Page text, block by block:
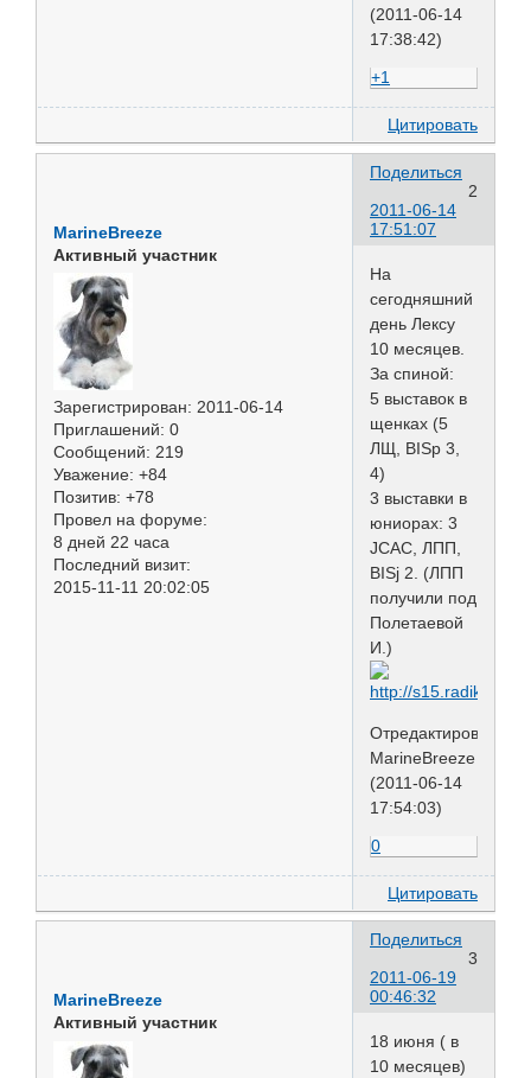
(2011-06-14
17:38:42)
+1
Цитировать
Поделиться
2
2011-06-14
17:51:07
MarineBreeze
Активный участник
Зарегистрирован: 2011-06-14
Приглашений: 0
Сообщений: 219
Уважение: +84
Позитив: +78
Провел на форуме:
8 дней 22 часа
Последний визит:
2015-11-11 20:02:05
На
сегодняшний
день Лексу
10 месяцев.
За спиной:
5 выставок в
щенках (5
ЛЩ, BISp 3,
4)
3 выставки в
юниорах: 3
JCAC, ЛПП,
BISj 2. (ЛПП
получили под
Полетаевой
И.)
Отредактировано
MarineBreeze
(2011-06-14
17:54:03)
0
Цитировать
Поделиться
3
2011-06-19
00:46:32
MarineBreeze
Активный участник
18 июня ( в
10 месяцев)